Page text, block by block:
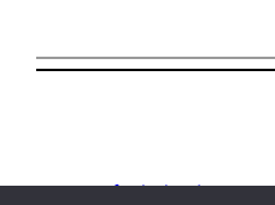
strassenfunk.de